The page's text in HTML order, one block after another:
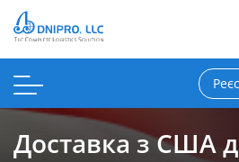
Доставка з США